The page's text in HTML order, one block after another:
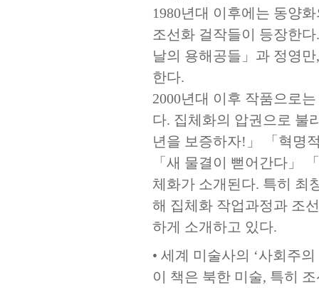
1980년대 이후에는 동양
조선화 걸작들이 등장한
날의 용해공들」과 정영
한다.
2000년대 이후 작품으로
다. 집체화의 압권으로 불
년을 보증하자!」 「혁명
「새 물결이 뻗어간다」
체화가 소개된다. 특히 최
해 집체화 작업과정과 조
하게 소개하고 있다.
• 세계 미술사의 ‘사회주
이 책은 북한 미술, 특히